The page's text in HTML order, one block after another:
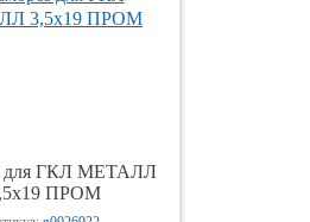
для ГКЛ МЕТАЛЛ
ПРОМ